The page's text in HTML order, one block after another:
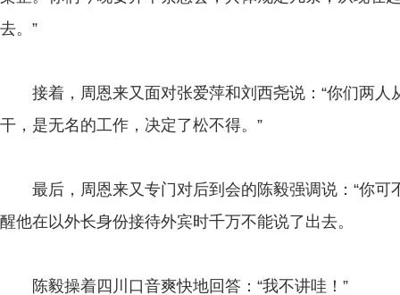
去。”
接着，周恩来又面对张爱萍和刘西尧说：“你们两人
干，是无名的工作，决定了松不得。”
最后，周恩来又专门对后到会的陈毅强调说：“你可
醒他在以外长身份接待外宾时千万不能说了出去。
陈毅操着四川口音爽快地回答：“我不讲哇！”